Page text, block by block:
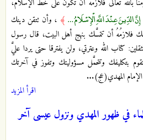
بالله تعالى فلازمُهُ أن تكون على خط الإسلام،
إِنَّ الدِّينَ عِنْدَ اللَّهِ الْإِسْلَامُ ... ﴾ ، وأن تتقن دينك
فلازمُهُ أن تتمسَّك بنهج أهل البيت، قال رسول
كتاب الله وعترتي، ولن يفترقا حتى يردا عليَّ
بتكليفك وتتحمَّل مسؤوليتك وتفوز في آخرتك
الإمام المهدي(عج)...
اقرأ المزيد
في ظهور المهدي ونزول عيسى آخر